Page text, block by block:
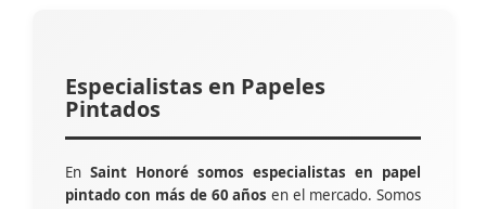
Especialistas en Papeles
Pintados
En Saint Honoré somos especialistas en papel
pintado con más de 60 años en el mercado. Somos